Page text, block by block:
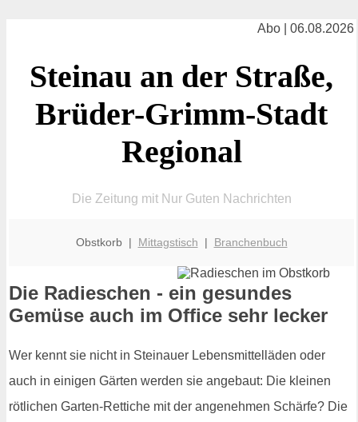
Abo | 06.08.2026
Steinau an der Straße,
Brüder-Grimm-Stadt
Regional
Die Zeitung mit Nur Guten Nachrichten
Obstkorb | Mittagstisch | Branchenbuch
Die Radieschen - ein gesundes
Gemüse auch im Office sehr lecker
Wer kennt sie nicht in Steinauer Lebensmittelläden oder
auch in einigen Gärten werden sie angebaut: Die kleinen
rötlichen Garten-Rettiche mit der angenehmen Schärfe? Die